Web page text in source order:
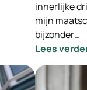
innerlijke
mijn
bijzonder…
Lees